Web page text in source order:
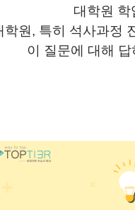
대학원 학
학원 , 특히 석사과정
이 질문에 대해